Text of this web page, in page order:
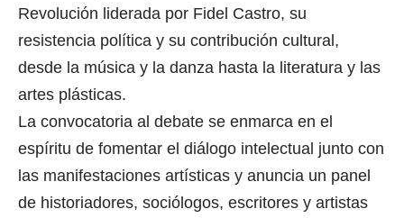
Revolución liderada por Fidel Castro, su
resistencia política y su contribución cultural,
desde la música y la danza hasta la literatura y las
artes plásticas.
La convocatoria al debate se enmarca en el
espíritu de fomentar el diálogo intelectual junto con
las manifestaciones artísticas y anuncia un panel
de historiadores, sociólogos, escritores y artistas